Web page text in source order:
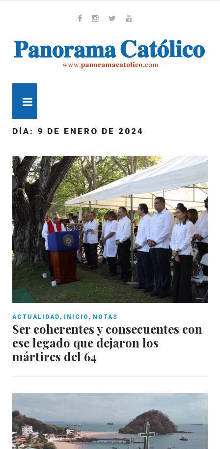
DÍA: 9 DE ENERO DE 2024
ACTUALIDAD , INICIO , NOTAS
Ser coherentes y consecuentes con
ese legado que dejaron los
mártires del 64